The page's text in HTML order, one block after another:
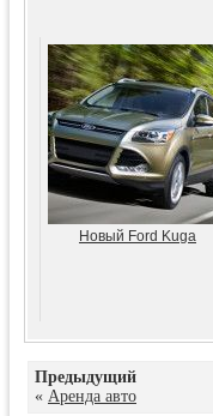
Новый Ford Kuga
Предыдущий
« Аренда авто